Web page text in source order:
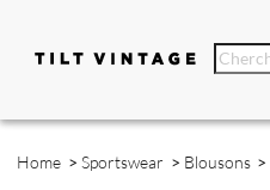
Home > Sportswear > Blousons >